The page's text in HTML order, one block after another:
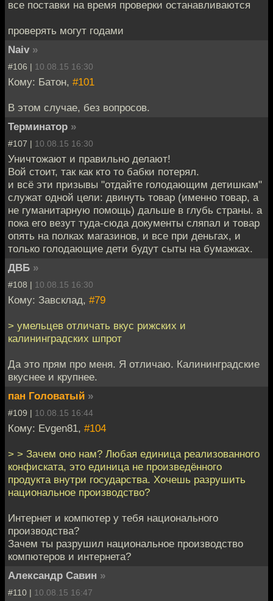
все поставки на время проверки останавливаются
проверять могут годами
Naiv »
#106 | 10.08.15 16:30
Кому: Батон, #101
В этом случае, без вопросов.
Терминатор »
#107 | 10.08.15 16:30
Уничтожают и правильно делают!
Вой стоит, так как кто то бабки потерял.
и всё эти призывы "отдайте голодающим детишкам"
служат одной цели: двинуть товар (именно товар, а
не гуманитарную помощь) дальше в глубь страны. а
пока его везут туда-сюда документы сляпал и товар
опять на полках магазинов, и все при деньгах, и
только голодающие дети будут сыты на бумажках.
ДВБ »
#108 | 10.08.15 16:30
Кому: Завсклад, #79
> умельцев отличать вкус рижских и
калининградских шпрот
Да это прям про меня. Я отличаю. Калининградские
вкуснее и крупнее.
пан Головатый »
#109 | 10.08.15 16:44
Кому: Evgen81, #104
> > Зачем оно нам? Любая единица реализованного
конфиската, это единица не произведённого
продукта внутри государства. Хочешь разрушить
национальное производство?
Интернет и компютер у тебя национального
производства?
Зачем ты разрушил национальное производство
компютеров и интернета?
Александр Савин »
#110 | 10.08.15 16:47